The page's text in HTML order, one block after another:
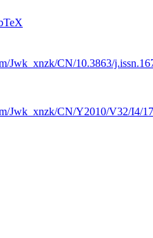
Jwk_xnzk/CN/10.3863/
Jwk_xnzk/CN/Y2010/V32/I4/